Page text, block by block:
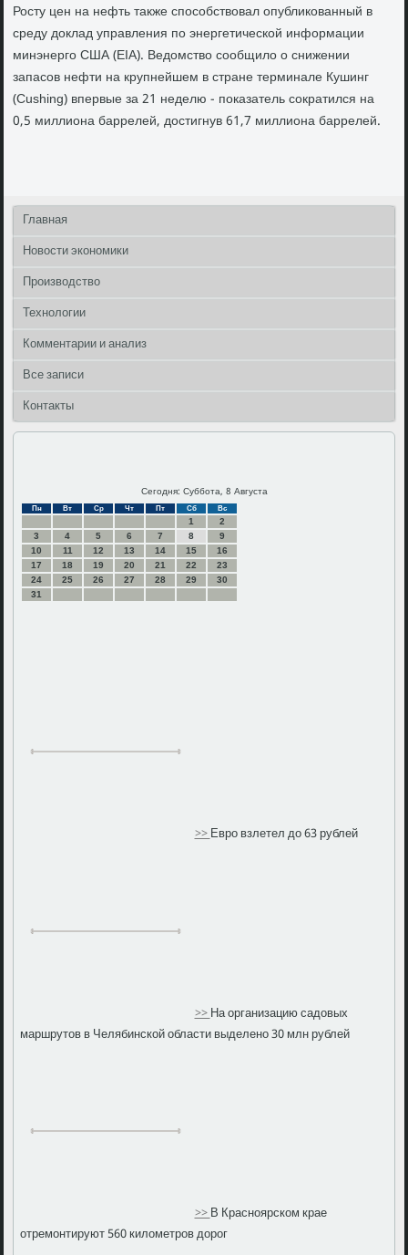
Росту цен на нефть также способствовал опубликованный в
среду доклад управления по энергетической информации
минэнерго США (EIA). Ведомство сообщило о снижении
запасов нефти на крупнейшем в стране терминале Кушинг
(Cushing) впервые за 21 неделю - показатель сократился на
0,5 миллиона баррелей, достигнув 61,7 миллиона баррелей.
Главная
Новости экономики
Производство
Технологии
Комментарии и анализ
Все записи
Контакты
Сегодня: Суббота, 8 Августа
Пн Вт Ср Чт Пт Сб Вс
1
2
3
4 5 6 7 8
9
10
11 12 13 14 15
16
17
18 19 20 21 22
23
24
25 26 27 28 29
30
31
>>Евро взлетел до 63 рублей
>>На организацию садовых
маршрутов в Челябинской области выделено 30 млн рублей
>>В Красноярском крае
отремонтируют 560 километров дорог